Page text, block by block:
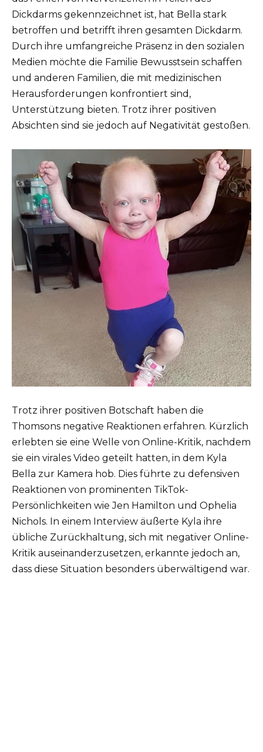
Dickdarms gekennzeichnet ist, hat Bella stark
betroffen und betrifft ihren gesamten Dickdarm.
Durch ihre umfangreiche Präsenz in den sozialen
Medien möchte die Familie Bewusstsein schaffen
und anderen Familien, die mit medizinischen
Herausforderungen konfrontiert sind,
Unterstützung bieten. Trotz ihrer positiven
Absichten sind sie jedoch auf Negativität gestoßen.
Trotz ihrer positiven Botschaft haben die
Thomsons negative Reaktionen erfahren. Kürzlich
erlebten sie eine Welle von Online-Kritik, nachdem
sie ein virales Video geteilt hatten, in dem Kyla
Bella zur Kamera hob. Dies führte zu defensiven
Reaktionen von prominenten TikTok-
Persönlichkeiten wie Jen Hamilton und Ophelia
Nichols. In einem Interview äußerte Kyla ihre
übliche Zurückhaltung, sich mit negativer Online-
Kritik auseinanderzusetzen, erkannte jedoch an,
dass diese Situation besonders überwältigend war.